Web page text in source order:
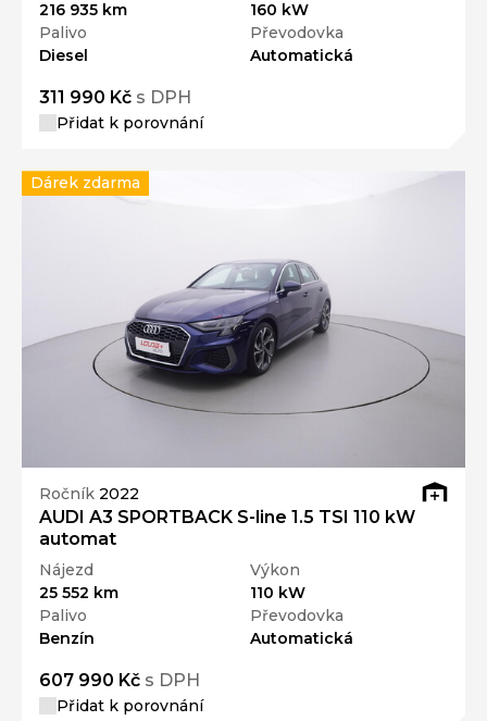
216 935 km
160 kW
Palivo
Diesel
Převodovka
Automatická
311 990 Kč s DPH
Přidat k porovnání
Ročník 2022
AUDI A3 SPORTBACK S-line 1.5 TSI 110 kW
automat
Nájezd
25 552 km
Výkon
110 kW
Palivo
Benzín
Převodovka
Automatická
607 990 Kč s DPH
Přidat k porovnání
Dárek zdarma